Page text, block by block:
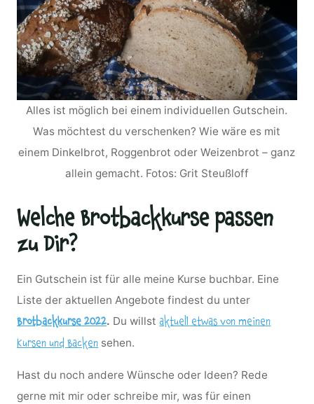
Alles ist möglich bei einem individuellen Gutschein.
Was möchtest du verschenken? Wie wäre es mit
einem Dinkelbrot, Roggenbrot oder Weizenbrot – ganz
allein gemacht. Fotos: Grit Steußloff
Welche Brotbackkurse passen
zu Dir?
Ein Gutschein ist für alle meine Kurse buchbar. Eine
Liste der aktuellen Angebote findest du unter
Brotbackkurse 2022. Du willst aktuell etwas von meinen
Kursen und Backen sehen.
Hast du noch andere Wünsche oder Ideen? Rede
gerne mit mir oder schreibe mir, was für einen